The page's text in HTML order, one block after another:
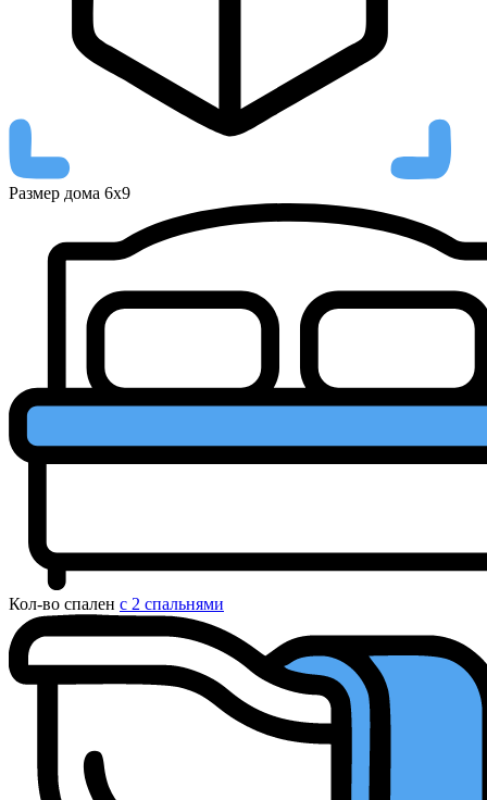
Размер дома 6х9
Кол-во спален с 2 спальнями